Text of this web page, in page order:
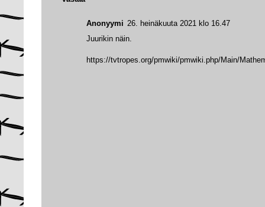
Anonyymi 26. heinäkuuta 2021 klo 16.47
Juurikin näin.
https://tvtropes.org/pmwiki/pmwiki.php/Main/